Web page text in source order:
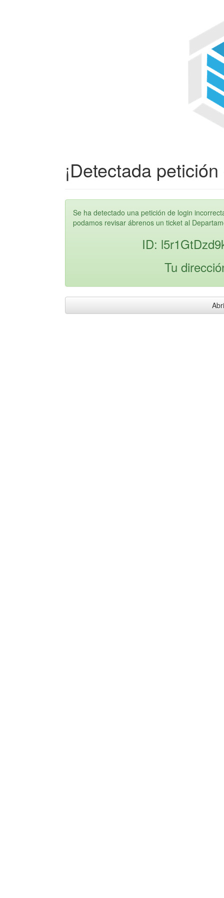
¡Detectada
Se ha detectado una petición de login
podamos revisar ábrenos un ticket al
ID:
Tu